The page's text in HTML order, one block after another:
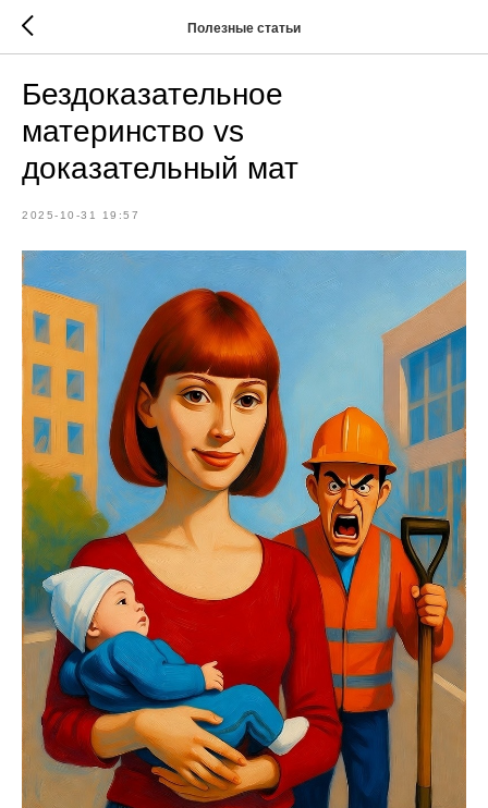
Полезные статьи
Бездоказательное
материнство vs
доказательный мат
2025-10-31 19:57